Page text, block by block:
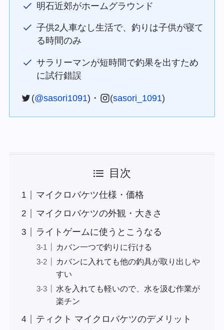
明石近郊がホームグラウンド
子供2人車なし生活で、釣りは子供が寝て
る時間のみ
サラリーマンが短時間で釣果を出すため
に試行錯誤
(@sasori1091)・ (sasori_1091)
目次
マイクロバケツ仕様・価格
マイクロバケツの外観・大きさ
ライトゲームに使うとこうなる
カバン一つで釣りに行ける
カバンに入れても他の釣具が取り出しや
すい
水を入れても軽いので、水を汲む作業が
楽チン
ティクト マイクロバケツのデメリット